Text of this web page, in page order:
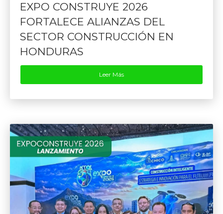
EXPO CONSTRUYE 2026
FORTALECE ALIANZAS DEL
SECTOR CONSTRUCCIÓN EN
HONDURAS
Leer Más